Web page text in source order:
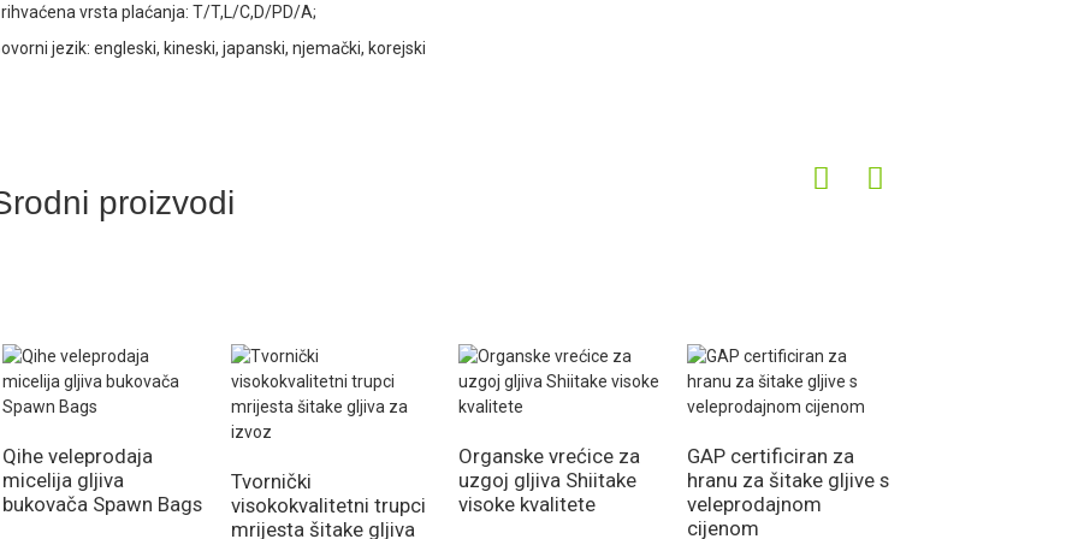
vrsta plaćanja: T/T,L/C,D/PD/A;
jezik: engleski, kineski, japanski, njemački, korejski
proizvodi
Qihe veleprodaja
micelija gljiva
bukovača Spawn Bags
Tvornički
visokokvalitetni trupci
mrijesta šitake gljiva
Organske vrećice za
uzgoj gljiva Shiitake
visoke kvalitete
GAP certificiran za
hranu za šitake gljive s
veleprodajnom
cijenom